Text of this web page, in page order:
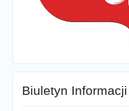
Biuletyn